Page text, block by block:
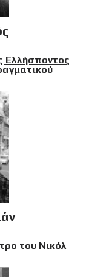
Ελλήσποντος
του Νικόλ